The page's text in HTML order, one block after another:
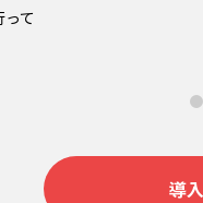
て
1
導